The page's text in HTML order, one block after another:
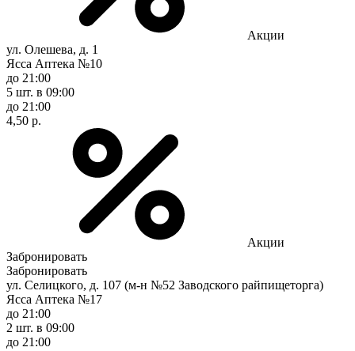
Акции
ул. Олешева, д. 1
Ясса Аптека №10
до 21:00
5 шт. в 09:00
до 21:00
4,50 р.
Акции
Забронировать
Забронировать
ул. Селицкого, д. 107 (м-н №52 Заводского райпищеторга)
Ясса Аптека №17
до 21:00
2 шт. в 09:00
до 21:00